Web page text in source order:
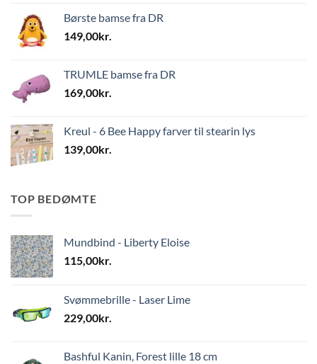
Børste bamse fra DR
149,00kr.
TRUMLE bamse fra DR
169,00kr.
Kreul - 6 Bee Happy farver til stearin lys
139,00kr.
TOP BEDØMTE
Mundbind - Liberty Eloise
115,00kr.
Svømmebrille - Laser Lime
229,00kr.
Bashful Kanin, Forest lille 18 cm